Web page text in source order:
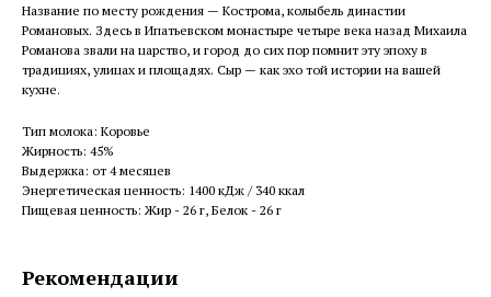
Название по месту рождения — Кострома, колыбель династии
Романовых. Здесь в Ипатьевском монастыре четыре века назад Михаила
Романова звали на царство, и город до сих пор помнит эту эпоху в
традициях, улицах и площадях. Сыр — как эхо той истории на вашей
кухне.
Тип молока: Коровье
Жирность: 45%
Выдержка: от 4 месяцев
Энергетическая ценность: 1400 кДж / 340 ккал
Пищевая ценность: Жир - 26 г, Белок - 26 г
Рекомендации